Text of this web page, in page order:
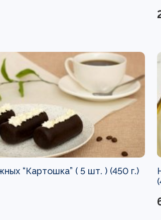
“Картошка” ( 5 шт. ) (450 г.)